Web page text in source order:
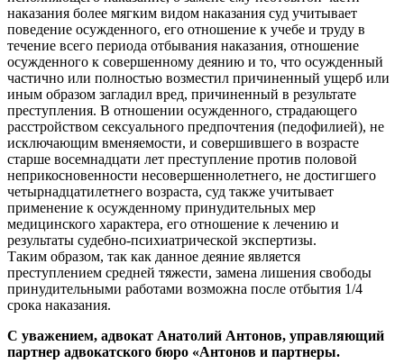
наказания более мягким видом наказания суд учитывает
поведение осужденного, его отношение к учебе и труду в
течение всего периода отбывания наказания, отношение
осужденного к совершенному деянию и то, что осужденный
частично или полностью возместил причиненный ущерб или
иным образом загладил вред, причиненный в результате
преступления. В отношении осужденного, страдающего
расстройством сексуального предпочтения (педофилией), не
исключающим вменяемости, и совершившего в возрасте
старше восемнадцати лет преступление против половой
неприкосновенности несовершеннолетнего, не достигшего
четырнадцатилетнего возраста, суд также учитывает
применение к осужденному принудительных мер
медицинского характера, его отношение к лечению и
результаты судебно-психиатрической экспертизы.
Таким образом, так как данное деяние является
преступлением средней тяжести, замена лишения свободы
принудительными работами возможна после отбытия 1/4
срока наказания.
С уважением, адвокат Анатолий Антонов, управляющий
партнер адвокатского бюро «Антонов и партнеры.